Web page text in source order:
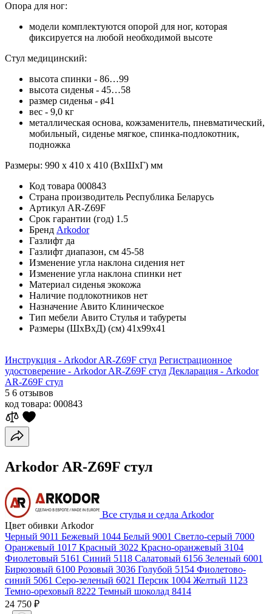
Опора для ног:
модели комплектуются опорой для ног, которая
фиксируется на любой необходимой высоте
Стул медицинский:
высота спинки - 86…99
высота сиденья - 45…58
размер сиденья - ø41
вес - 9,0 кг
металлическая основа, кожзаменитель, пневматический,
мобильный, сиденье мягкое, спинка-подлокотник,
подножка
Размеры: 990 х 410 х 410 (ВхШхГ) мм
Код товара 000843
Страна производитель Республика Беларусь
Артикул AR-Z69F
Срок гарантии (год) 1.5
Бренд Arkodor
Газлифт да
Газлифт диапазон, см 45-58
Изменение угла наклона сидения нет
Изменение угла наклона спинки нет
Материал сиденья экокожа
Наличие подлокотников нет
Назначение Авито Клиническое
Тип мебели Авито Стулья и табуреты
Размеры (ШхВхД) (см) 41х99х41
Инструкция - Arkodor AR-Z69F стул Регистрационное
удостоверение - Arkodor AR-Z69F стул Декларация - Arkodor
AR-Z69F стул
5 6 отзывов
код товара: 000843
Arkodor AR-Z69F стул
Все стулья и седла Arkodor
Цвет обивки Arkodor
Черный 9011 Бежевый 1044 Белый 9001 Светло-серый 7000
Оранжевый 1017 Красный 3022 Красно-оранжевый 3104
Фиолетовый 5161 Синий 5118 Салатовый 6156 Зеленый 6001
Бирюзовый 6100 Розовый 3036 Голубой 5154 Фиолетово-
синий 5061 Серо-зеленый 6021 Персик 1004 Желтый 1123
Темно-ореховый 8222 Темный шоколад 8414
24 750 ₽